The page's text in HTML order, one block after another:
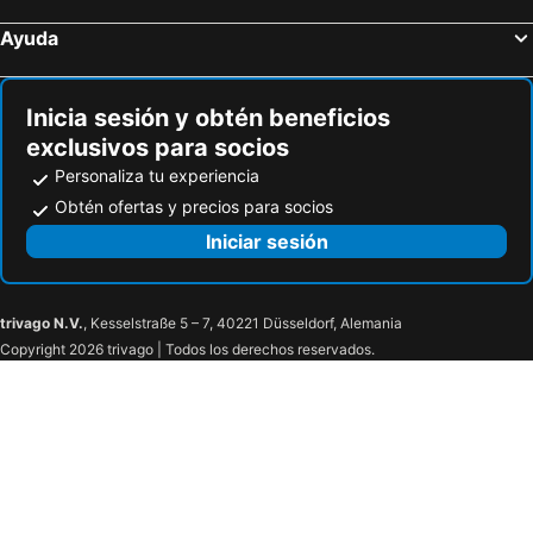
Ayuda
Inicia sesión y obtén beneficios
exclusivos para socios
Personaliza tu experiencia
Obtén ofertas y precios para socios
Iniciar sesión
trivago N.V., Kesselstraße 5 – 7, 40221 Düsseldorf, Alemania
Copyright 2026 trivago | Todos los derechos reservados.